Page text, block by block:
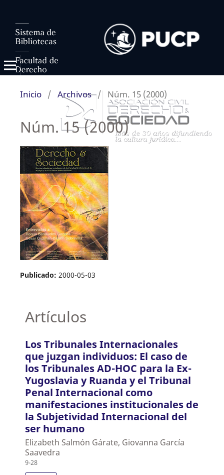
Inicio / Archivos / Núm. 15 (2000)
Núm. 15 (2000)
Publicado: 2000-05-03
Artículos
Los Tribunales Internacionales
que juzgan individuos: El caso de
los Tribunales AD-HOC para la Ex-
Yugoslavia y Ruanda y el Tribunal
Penal Internacional como
manifestaciones institucionales de
la Subjetividad Internacional del
ser humano
Elizabeth Salmón Gárate, Giovanna García
Saavedra
9-28